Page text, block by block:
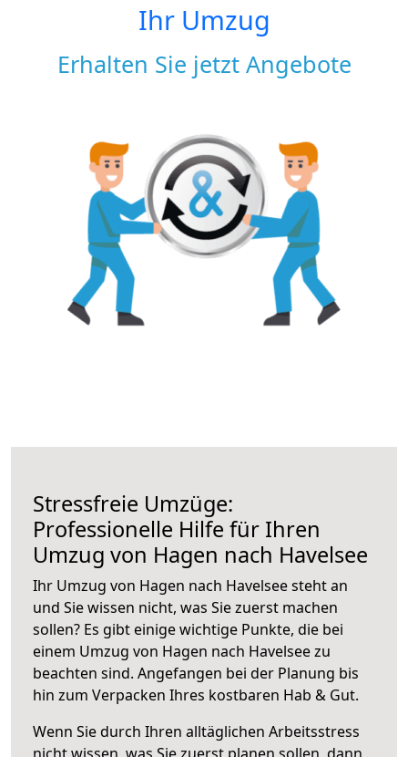
Ihr Umzug
Erhalten Sie jetzt Angebote
Stressfreie Umzüge:
Professionelle Hilfe für Ihren
Umzug von Hagen nach Havelsee
Ihr Umzug von Hagen nach Havelsee steht an
und Sie wissen nicht, was Sie zuerst machen
sollen? Es gibt einige wichtige Punkte, die bei
einem Umzug von Hagen nach Havelsee zu
beachten sind. Angefangen bei der Planung bis
hin zum Verpacken Ihres kostbaren Hab & Gut.
Wenn Sie durch Ihren alltäglichen Arbeitsstress